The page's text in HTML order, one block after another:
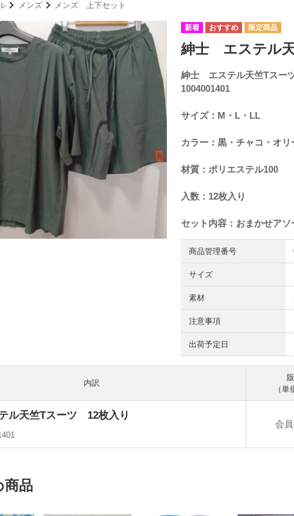
メンズ メンズ 上下セット
紳士 エステル
紳士 エステル天竺Tスー
1004001401
サイズ：M・L・LL
カラー：黒・チャコ・オリ
材質：ポリエステル100
入数：12枚入り
セット内容：おまかせアソ
商品管理番号
サイズ
素材
注意事項
出荷予定日
内訳
（単
ル天竺Tスーツ 12枚入り
会
商品